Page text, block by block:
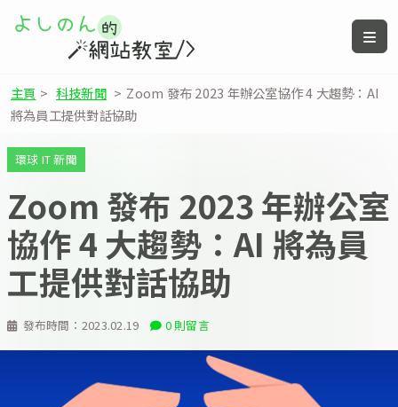
主頁 > 科技新聞 > Zoom 發布 2023 年辦公室協作 4 大趨勢：AI
將為員工提供對話協助
發布時間： 2023.02.19 0 則留言
環球 IT 新聞
Zoom 發布 2023 年辦公室
協作 4 大趨勢：AI 將為員
工提供對話協助